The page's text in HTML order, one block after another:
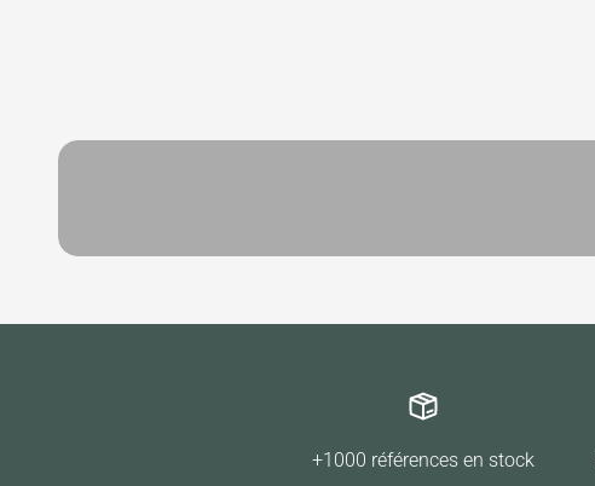
+1000 références en stock